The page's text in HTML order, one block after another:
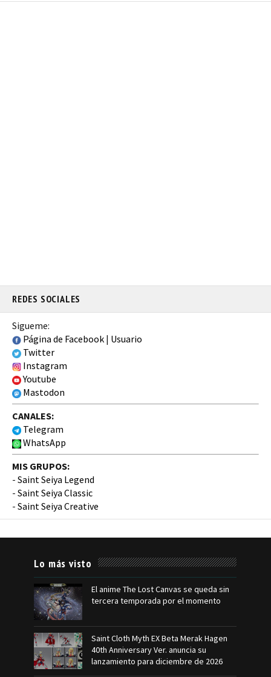
REDES SOCIALES
Sigueme:
Página de Facebook | Usuario
Twitter
Instagram
Youtube
Mastodon
CANALES:
Telegram
WhatsApp
MIS GRUPOS:
- Saint Seiya Legend
- Saint Seiya Classic
- Saint Seiya Creative
Lo más visto
El anime The Lost Canvas se queda sin
tercera temporada por el momento
Saint Cloth Myth EX Beta Merak Hagen
40th Anniversary Ver. anuncia su
lanzamiento para diciembre de 2026